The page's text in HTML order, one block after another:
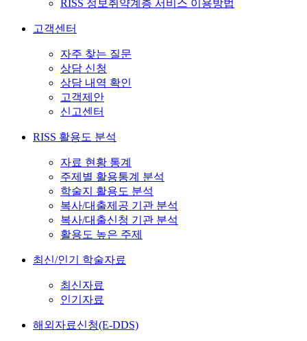
RISS 정보취약계층 서비스 이용방법
고객센터
자주 찾는 질문
상담 신청
상담 내역 확인
고객제안
신고센터
RISS 활용도 분석
자료 현황 통계
주제별 활용통계 분석
학술지 활용도 분석
복사/대출제공 기관 분석
복사/대출신청 기관 분석
활용도 높은 주제
최신/인기 학술자료
최신자료
인기자료
해외자료신청(E-DDS)